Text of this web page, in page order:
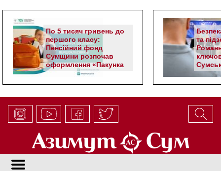
По 5 тисяч гривень до
першого класу:
Пенсійний фонд
Сумщини розпочав
оформлення «Пакунка
школяра»
та